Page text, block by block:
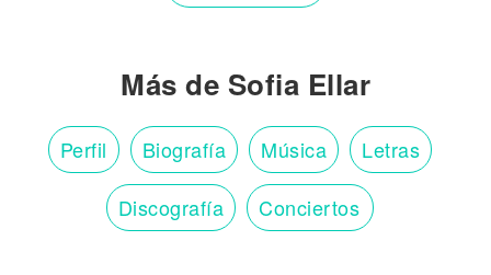
Más de Sofia Ellar
Perfil Biografía Música Letras
Discografía Conciertos